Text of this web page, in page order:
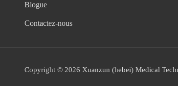
Blogue
Contactez-nous
Copyright © 2026 Xuanzun (hebei) Medical